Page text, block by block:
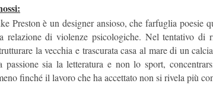
Preston è un designer ansioso, che farfuglia poesie
relazione di violenze psicologiche. Nel tentativo
la vecchia e trascurata casa al mare di un
passione sia la letteratura e non lo sport,
finché il lavoro che ha accettato non si rivela più